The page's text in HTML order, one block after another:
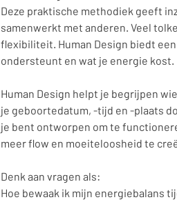
Deze praktische methodiek geeft
samenwerkt met anderen. Veel
flexibiliteit. Human Design biedt
ondersteunt en wat je energie kost.
Human Design helpt je begrijpen
je geboortedatum, -tijd en -plaats
je bent ontworpen om te
meer flow en moeiteloosheid te
Denk aan vragen als:
Hoe bewaak ik mijn energiebalans